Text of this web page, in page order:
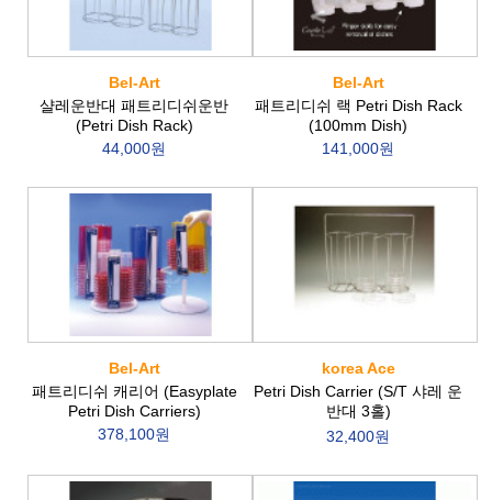
Bel-Art
샬레운반대 패트리디쉬운반
(Petri Dish Rack)
44,000원
Bel-Art
패트리디쉬 랙 Petri Dish Rack
(100mm Dish)
141,000원
Bel-Art
패트리디쉬 캐리어 (Easyplate
Petri Dish Carriers)
378,100원
korea Ace
Petri Dish Carrier (S/T 샤레 운
반대 3홀)
32,400원